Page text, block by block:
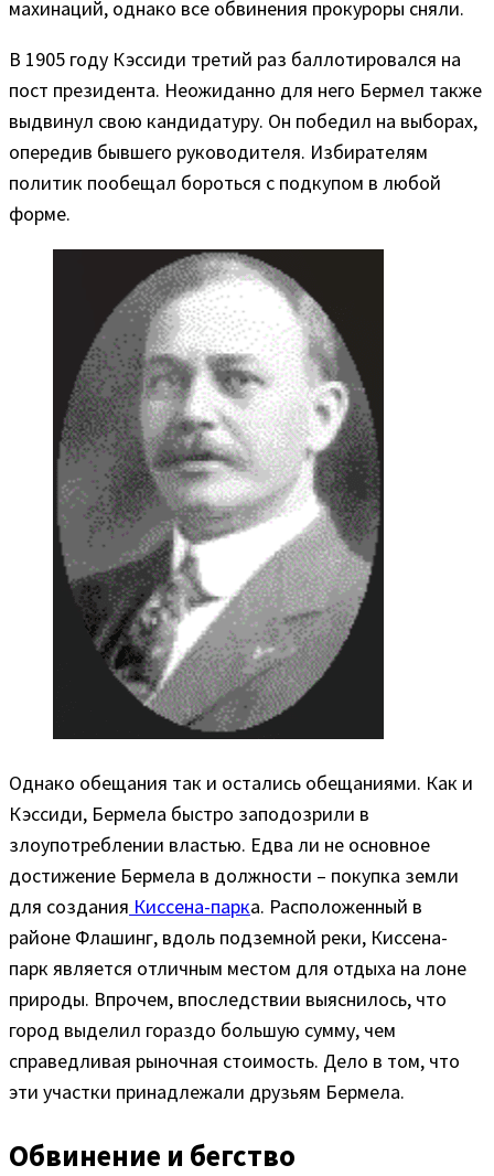
махинаций, однако все обвинения прокуроры сняли.
В 1905 году Кэссиди третий раз баллотировался на
пост президента. Неожиданно для него Бермел также
выдвинул свою кандидатуру. Он победил на выборах,
опередив бывшего руководителя. Избирателям
политик пообещал бороться с подкупом в любой
форме.
Однако обещания так и остались обещаниями. Как и
Кэссиди, Бермела быстро заподозрили в
злоупотреблении властью. Едва ли не основное
достижение Бермела в должности – покупка земли
для создания Киссена-парка. Расположенный в
районе Флашинг, вдоль подземной реки, Киссена-
парк является отличным местом для отдыха на лоне
природы. Впрочем, впоследствии выяснилось, что
город выделил гораздо большую сумму, чем
справедливая рыночная стоимость. Дело в том, что
эти участки принадлежали друзьям Бермела.
Обвинение и бегство